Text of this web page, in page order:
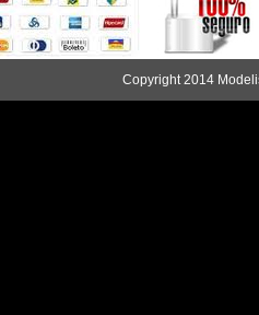
Copyright 2014